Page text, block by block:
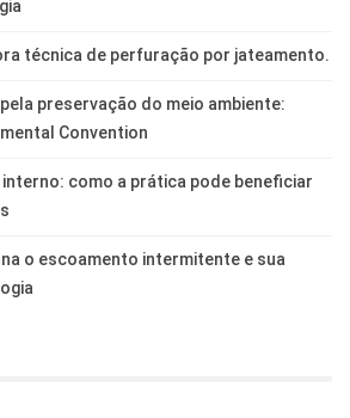
técnica de perfuração por jateamento.
preservação do meio ambiente:
Convention
como a prática pode beneficiar
o escoamento intermitente e sua